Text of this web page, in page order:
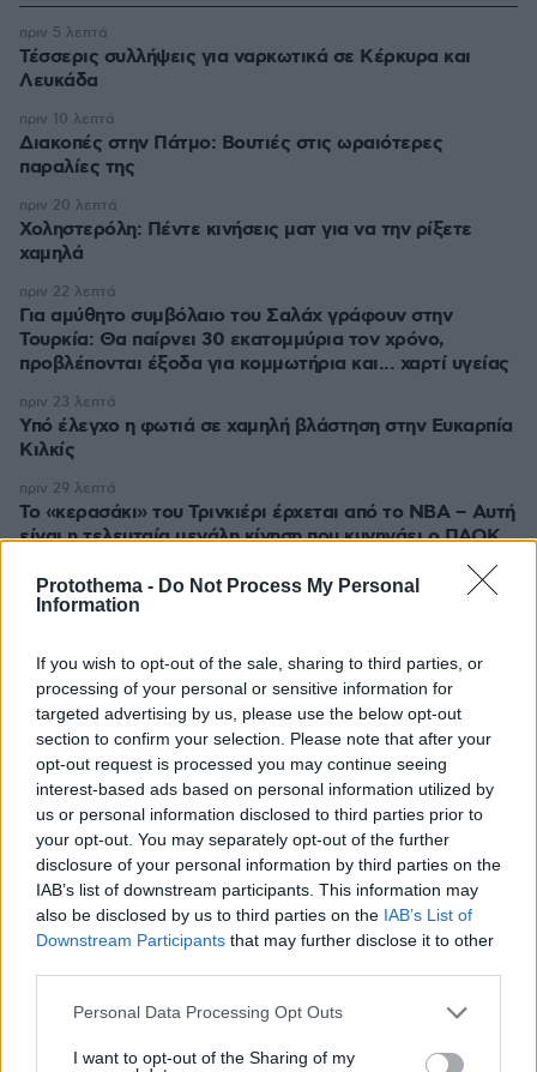
Protothema - Do Not Process My Personal
Information
If you wish to opt-out of the sale, sharing to third parties, or
processing of your personal or sensitive information for
targeted advertising by us, please use the below opt-out
section to confirm your selection. Please note that after your
opt-out request is processed you may continue seeing
interest-based ads based on personal information utilized by
us or personal information disclosed to third parties prior to
your opt-out. You may separately opt-out of the further
disclosure of your personal information by third parties on the
IAB’s list of downstream participants. This information may
also be disclosed by us to third parties on the IAB’s List of
Downstream Participants that may further disclose it to other
Please note that this website/app uses one or more Google
not limited to your visit or usage behaviour. You may click to
Personal Data Processing Opt Outs
I want to opt-out of the Sharing of my
Τέσσερις συλλήψεις για ναρκωτικά σε Κέρκυρα και
Λευκάδα
πριν 5 λεπτά
Διακοπές στην Πάτμο: Βουτιές στις ωραιότερες
παραλίες της
πριν 10 λεπτά
Χοληστερόλη: Πέντε κινήσεις ματ για να την ρίξετε
χαμηλά
πριν 20 λεπτά
Για αμύθητο συμβόλαιο του Σαλάχ γράφουν στην
Τουρκία: Θα παίρνει 30 εκατομμύρια τον χρόνο,
προβλέπονται έξοδα για κομμωτήρια και... χαρτί υγείας
πριν 22 λεπτά
Υπό έλεγχο η φωτιά σε χαμηλή βλάστηση στην Ευκαρπία
Κιλκίς
πριν 23 λεπτά
Το «κερασάκι» του Τρινκιέρι έρχεται από το NBA – Αυτή
είναι η τελευταία μεγάλη κίνηση που κυνηγάει ο ΠΑΟΚ
πριν 29 λεπτά
Τελικά, πόσο ωφέλιμα -και ασφαλή- είναι τα
πριν 30 λεπτά
Βόλτα του σκύλου: Τα 5 είδη που χρειάζεται για να είναι
υγιής και χαρούμενος
πριν 30 λεπτά
Βίντεο: Έκλεψαν χρυσές αλυσίδες 70.000 ευρώ σε τρία
λεπτά και ξυλοκόπησαν τον κοσμηματοπώλη που τους
κυνήγησε στη Βρετανία
πριν 33 λεπτά
Καστοριά: Νεκρή μεγαλόσωμη αρκούδα, πιθανόν από
πυροβολισμό
πριν 35 λεπτά
ΔΕΙΤΕ ΟΛΕΣ ΤΙΣ ΕΙΔΗΣΕΙΣ